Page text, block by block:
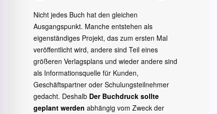
Nicht jedes Buch hat den gleichen
Ausgangspunkt. Manche entstehen als
eigenständiges Projekt, das zum ersten Mal
veröffentlicht wird, andere sind Teil eines
größeren Verlagsplans und wieder andere sind
als Informationsquelle für Kunden,
Geschäftspartner oder Schulungsteilnehmer
gedacht. Deshalb Der Buchdruck sollte
geplant werden abhängig vom Zweck der